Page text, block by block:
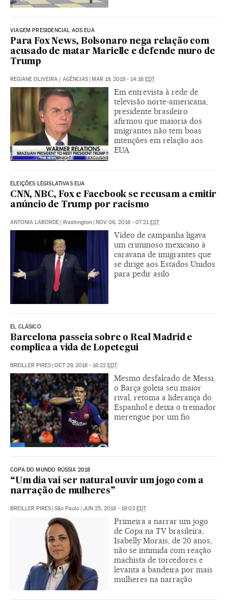
VIAGEM PRESIDENCIAL AOS EUA
Para Fox News, Bolsonaro nega relação com
acusado de matar Marielle e defende muro de
Trump
REGIANE OLIVEIRA / AGÊNCIAS MAR 19, 2019 - 14:16 EDT
Em entrevista à rede de
televisão norte-americana,
presidente brasileiro
afirmou que maioria dos
imigrantes não tem boas
intenções em relação aos
EUA
ELEIÇÕES LEGISLATIVAS EUA
CNN, NBC, Fox e Facebook se recusam a emitir
anúncio de Trump por racismo
ANTONIA LABORDE Washington NOV 06, 2018 - 07:21 EST
Vídeo de campanha ligava
um criminoso mexicano à
caravana de imigrantes que
se dirige aos Estados Unidos
para pedir asilo
EL CLÁSICO
Barcelona passeia sobre o Real Madrid e
complica a vida de Lopetegui
BREILLER PIRES | OCT 29, 2018 - 16:22 EDT
Mesmo desfalcado de Messi,
o Barça goleia seu maior
rival, retoma a liderança do
Espanhol e deixa o treinador
merengue por um fio
COPA DO MUNDO RÚSSIA 2018
“Um dia vai ser natural ouvir um jogo com a
narração de mulheres”
BREILLER PIRES | São Paulo | JUN 25, 2018 - 19:03 EDT
Primeira a narrar um jogo
de Copa na TV brasileira,
Isabelly Morais, de 20 anos,
não se intimida com reação
machista de torcedores e
levanta a bandeira por mais
mulheres na narração